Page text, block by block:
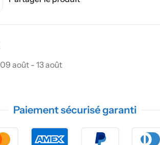
09 août - 13 août
Paiement sécurisé garanti